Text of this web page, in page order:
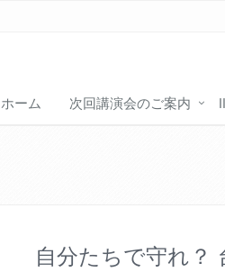
ホーム 次回講演会のご案内
自分たちで守れ？